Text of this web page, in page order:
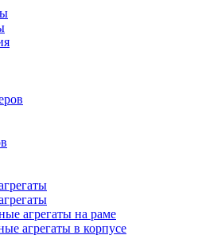
агрегаты на раме
агрегаты в корпусе